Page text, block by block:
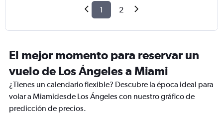
1 2
El mejor momento para reservar un
vuelo de Los Ángeles a Miami
¿Tienes un calendario flexible? Descubre la época ideal para
volar a Miamidesde Los Ángeles con nuestro gráfico de
predicción de precios.